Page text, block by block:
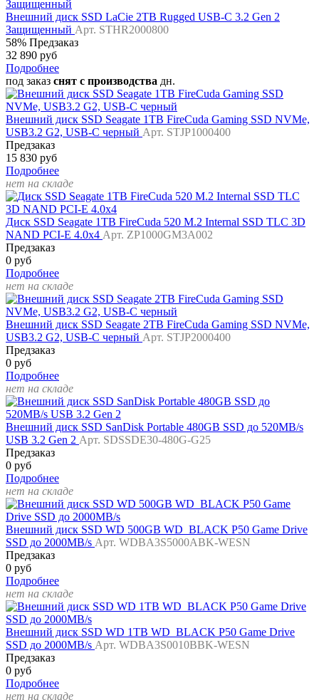
Внешний диск SSD LaCie 2TB Rugged USB-C 3.2 Gen 2
Защищенный Арт. STHR2000800
58% Предзаказ
32 890 руб
Подробнее
под заказ снят с производства дн.
Внешний диск SSD Seagate 1TB FireCuda Gaming SSD NVMe,
USB3.2 G2, USB-C черный Арт. STJP1000400
Предзаказ
15 830 руб
Подробнее
нет на складе
Диск SSD Seagate 1TB FireCuda 520 M.2 Internal SSD TLC 3D
NAND PCI-E 4.0x4 Арт. ZP1000GM3A002
Предзаказ
0 руб
Подробнее
нет на складе
Внешний диск SSD Seagate 2TB FireCuda Gaming SSD NVMe,
USB3.2 G2, USB-C черный Арт. STJP2000400
Предзаказ
0 руб
Подробнее
нет на складе
Внешний диск SSD SanDisk Portable 480GB SSD до 520MB/s
USB 3.2 Gen 2 Арт. SDSSDE30-480G-G25
Предзаказ
0 руб
Подробнее
нет на складе
Внешний диск SSD WD 500GB WD_BLACK P50 Game Drive
SSD до 2000MB/s Арт. WDBA3S5000ABK-WESN
Предзаказ
0 руб
Подробнее
нет на складе
Внешний диск SSD WD 1TB WD_BLACK P50 Game Drive
SSD до 2000MB/s Арт. WDBA3S0010BBK-WESN
Предзаказ
0 руб
Подробнее
нет на складе